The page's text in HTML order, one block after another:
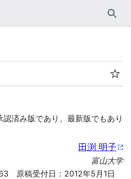
検索
ウ
済み版であり、最新版でもあり
田渕 明子
富山大学
原稿受付日：2012年5月1日